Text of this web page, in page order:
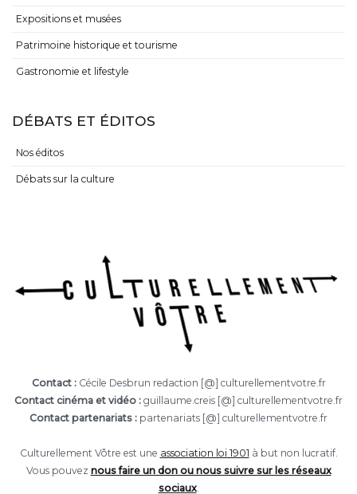
Expositions et musées
Patrimoine historique et tourisme
Gastronomie et lifestyle
DÉBATS ET ÉDITOS
Nos éditos
Débats sur la culture
Contact :Cécile Desbrun redaction [@] culturellementvotre.fr
Contact cinéma et vidéo : guillaume.creis [@] culturellementvotre.fr
Contact partenariats : partenariats [@] culturellementvotre.fr
Culturellement Vôtre est une association loi 1901 à but non lucratif.
Vous pouvez nous faire un don ou nous suivre sur les réseaux
sociaux.